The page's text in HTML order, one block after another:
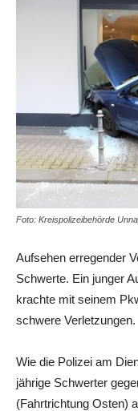
Foto: Kreispolizeibehörde Unna
Aufsehen erregender
Schwerte. Ein junger
krachte mit seinem
schwere Verletzungen.
Wie die Polizei am
jährige Schwerter
(Fahrtrichtung Osten)